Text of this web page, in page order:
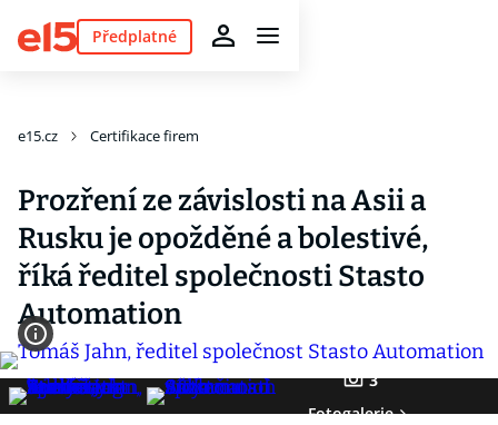
Předplatné
e15.cz Certifikace firem
Prozření ze závislosti na Asii a
Rusku je opožděné a bolestivé,
říká ředitel společnosti Stasto
Automation
3
Fotogalerie